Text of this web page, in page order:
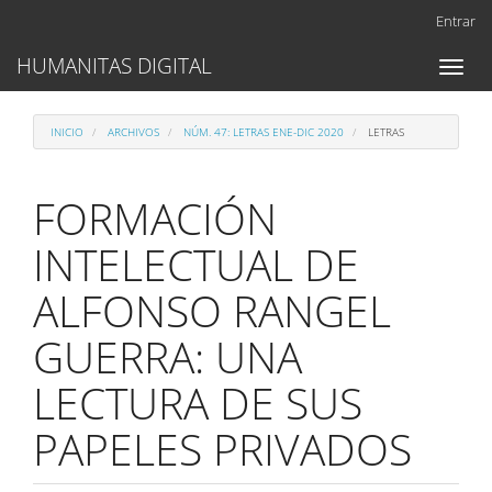
Contenido
principal
lateral
Entrar
Toggle
HUMANITAS DIGITAL
INICIO ARCHIVOS NÚM. 47: LETRAS ENE-DIC 2020 LETRAS
FORMACIÓN
INTELECTUAL DE
ALFONSO RANGEL
GUERRA: UNA
LECTURA DE SUS
PAPELES PRIVADOS